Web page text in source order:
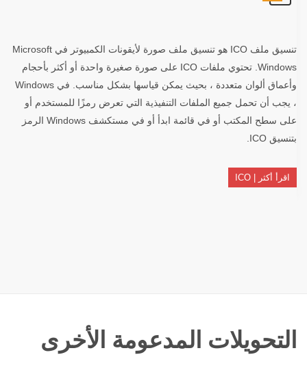
تنسيق ملف ICO هو تنسيق ملف صورة لأيقونات الكمبيوتر في Microsoft
Windows. تحتوي ملفات ICO على صورة صغيرة واحدة أو أكثر بأحجام
وأعماق ألوان متعددة ، بحيث يمكن قياسها بشكل مناسب. في Windows
، يجب أن تحمل جميع الملفات التنفيذية التي تعرض رمزًا للمستخدم أو
على سطح المكتب أو في قائمة ابدأ أو في مستكشف Windows الرمز
بتنسيق ICO.
اقرأ أكثر | ICO
التحويلات المدعومة الأخرى